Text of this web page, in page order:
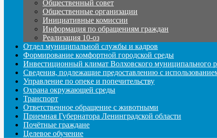
Общественный совет
Общественные организации
Инициативные комиссии
Информация по обращениям граждан
Реализация 10-оз
Отдел муниципальной службы и кадров
Формирование комфортной городской среды
Инвестиционный климат Волховского муниципального
Сведения, подлежащие предоставлению с
Управление по опеке и попечительству
Охрана окружающей среды
Транспорт
Ответственное обращение с животными
Приемная Губернатора Ленинградской области
Почётные граждане
Целевое обучение